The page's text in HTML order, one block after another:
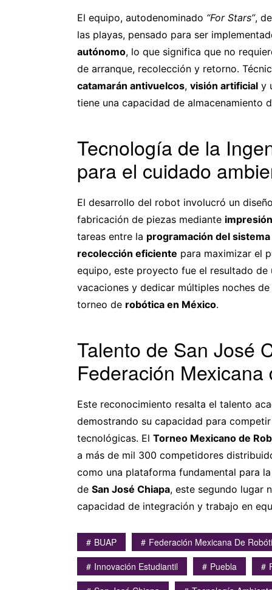
El equipo, autodenominado “For Stars”,
las playas, pensado para ser
autónomo, lo que significa que no
de arranque, recolección y retorno.
catamarán antivuelcos, visión artificial y
tiene una capacidad de almacenamiento
Tecnología de la
para el cuidado
El desarrollo del robot involucró un
fabricación de piezas mediante
tareas entre la programación del
recolección eficiente para maximizar el
equipo, este proyecto fue el resultado
vacaciones y dedicar múltiples noches
torneo de robótica en México.
Talento de San José
Federación Mexicana
Este reconocimiento resalta el talento
demostrando su capacidad para
tecnológicas. El Torneo Mexicano de
a más de mil 300 competidores
como una plataforma fundamental para la
de San José Chiapa, este segundo lugar
capacidad de integración y trabajo en
BUAP Federación Mexicana De
Innovación Estudiantil
Puebla